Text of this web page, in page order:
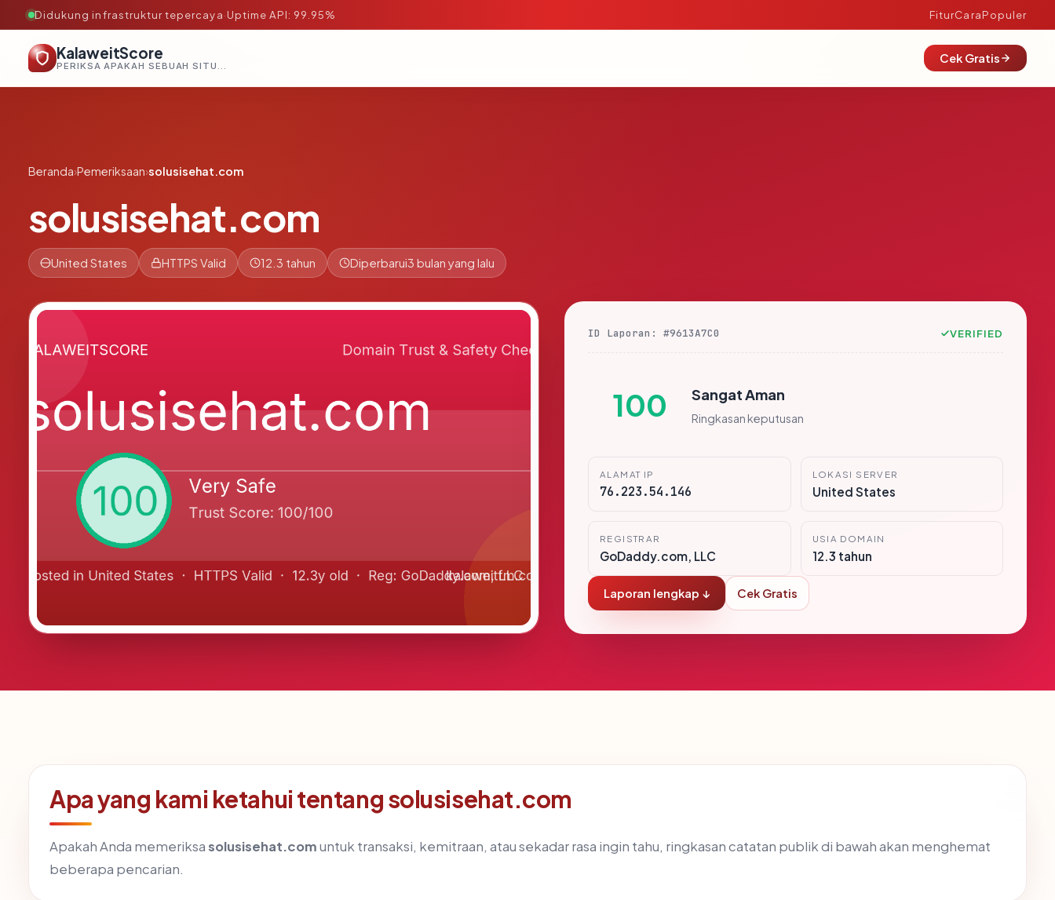
Didukung infrastruktur tepercaya·Uptime API: 99.95% FiturCaraPopuler
KalaweitScore
PERIKSA APAKAH SEBUAH SITUS AMAN, TEPERCAYA, DAN TERVERIFIKASI DALAM HITUNGAN DETIK.
Cek Gratis
Beranda›Pemeriksaan›solusisehat.com
solusisehat.com
United States HTTPS Valid 12.3 tahun Diperbarui3 bulan yang lalu
ID Laporan: #9613A7C0 VERIFIED
100 Sangat Aman
Ringkasan keputusan
ALAMAT IP
76.223.54.146
LOKASI SERVER
United States
REGISTRAR
GoDaddy.com, LLC
USIA DOMAIN
12.3 tahun
Laporan lengkap ↓ Cek Gratis
Apa yang kami ketahui tentang solusisehat.com
Apakah Anda memeriksasolusisehat.comuntuk transaksi, kemitraan, atau sekadar rasa ingin tahu, ringkasan catatan publik di bawah akan menghemat
beberapa pencarian.